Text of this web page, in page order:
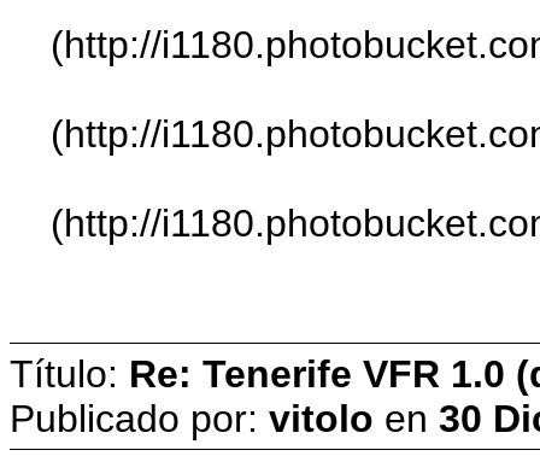
(http://
(http://
(http://
Título: Re: Tenerife VFR 1.0
Publicado por: vitolo en 30